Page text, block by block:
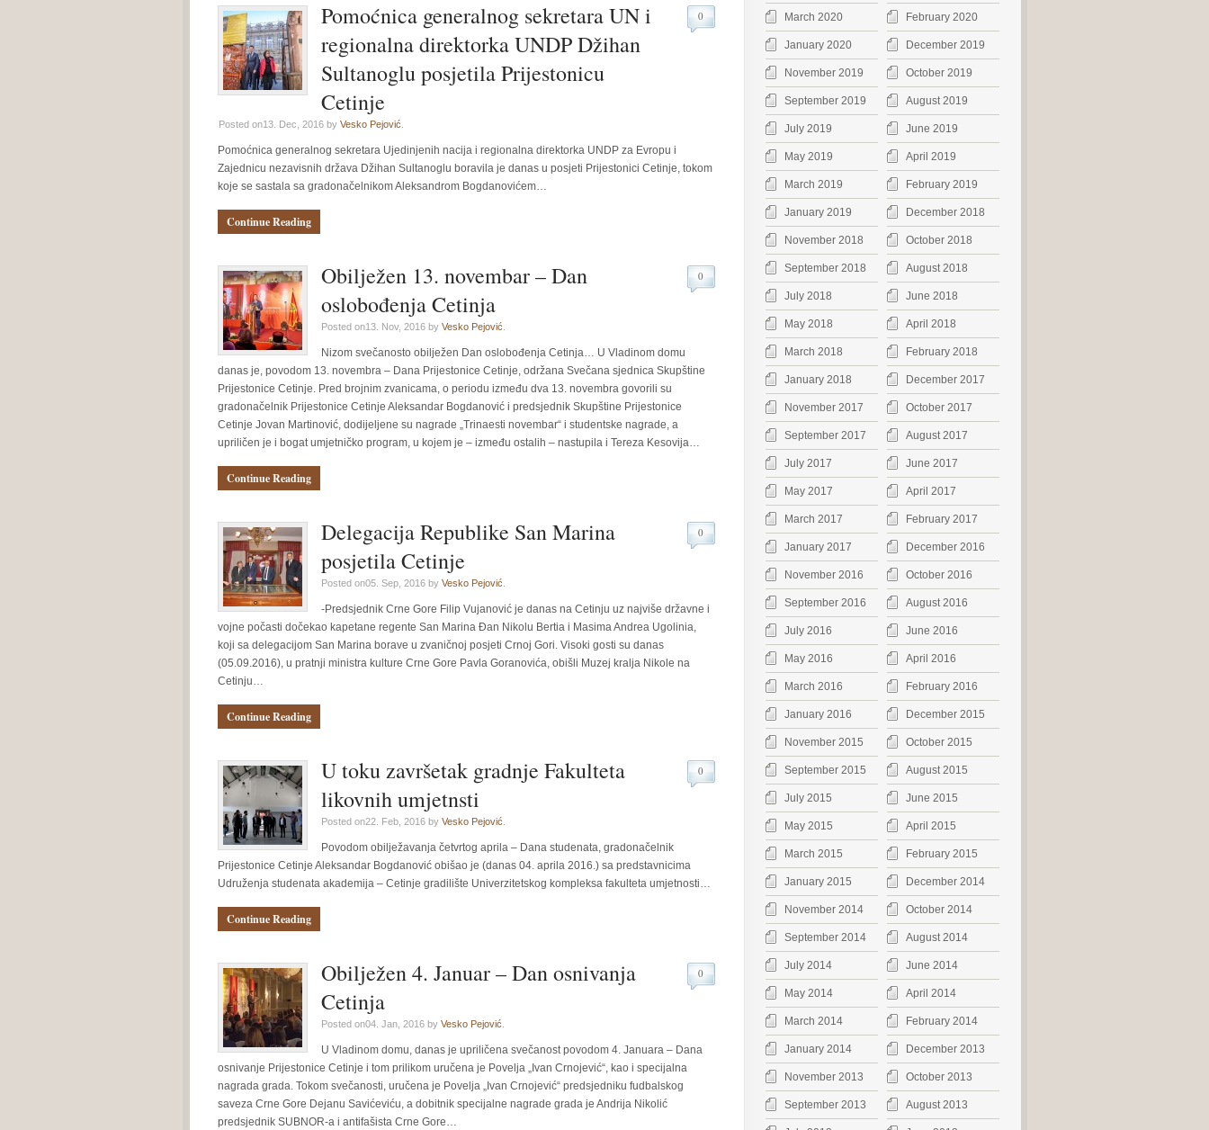
Pomoćnica generalnog sekretara UN i
regionalna direktorka UNDP Džihan
Sultanoglu posjetila Prijestonicu
Cetinje
Posted on13. Dec, 2016 by Vesko Pejović
0
Pomoćnica generalnog sekretara Ujedinjenih nacija i regionalna direktorka UNDP za Evropu i
Zajednicu nezavisnih država Džihan Sultanoglu boravila je danas u posjeti Prijestonici Cetinje, tokom
koje se sastala sa gradonačelnikom Aleksandrom Bogdanovićem…
Continue Reading
Obilježen 13. novembar – Dan
oslobođenja Cetinja
Posted on13. Nov, 2016 by Vesko Pejović
0
Nizom svečanosto obilježen Dan oslobođenja Cetinja… U Vladinom domu
danas je, povodom 13. novembra – Dana Prijestonice Cetinje, održana Svečana sjednica Skupštine
Prijestonice Cetinje. Pred brojnim zvanicama, o periodu između dva 13. novembra govorili su
gradonačelnik Prijestonice Cetinje Aleksandar Bogdanović i predsjednik Skupštine Prijestonice
Cetinje Jovan Martinović, dodijeljene su nagrade „Trinaesti novembar“ i studentske nagrade, a
upriličen je i bogat umjetničko program, u kojem je – između ostalih – nastupila i Tereza Kesovija…
Continue Reading
Delegacija Republike San Marina
posjetila Cetinje
Posted on05. Sep, 2016 by Vesko Pejović
0
-Predsjednik Crne Gore Filip Vujanović je danas na Cetinju uz najviše državne i
vojne počasti dočekao kapetane regente San Marina Đan Nikolu Bertia i Masima Andrea Ugolinia,
koji sa delegacijom San Marina borave u zvaničnoj posjeti Crnoj Gori. Visoki gosti su danas
(05.09.2016), u pratnji ministra kulture Crne Gore Pavla Goranovića, obišli Muzej kralja Nikole na
Cetinju…
Continue Reading
U toku završetak gradnje Fakulteta
likovnih umjetnsti
Posted on22. Feb, 2016 by Vesko Pejović
0
Povodom obilježavanja četvrtog aprila – Dana studenata, gradonačelnik
Prijestonice Cetinje Aleksandar Bogdanović obišao je (danas 04. aprila 2016.) sa predstavnicima
Udruženja studenata akademija – Cetinje gradilište Univerzitetskog kompleksa fakulteta umjetnosti…
Continue Reading
Obilježen 4. Januar – Dan osnivanja
Cetinja
Posted on04. Jan, 2016 by Vesko Pejović
0
U Vladinom domu, danas je upriličena svečanost povodom 4. Januara – Dana
osnivanje Prijestonice Cetinje i tom prilikom uručena je Povelja „Ivan Crnojević“, kao i specijalna
nagrada grada. Tokom svečanosti, uručena je Povelja „Ivan Crnojević“ predsjedniku fudbalskog
saveza Crne Gore Dejanu Savićeviću, a dobitnik specijalne nagrade grada je Andrija Nikolić
predsjednik SUBNOR-a i antifašista Crne Gore…
March 2020 February 2020
January 2020 December 2019
November 2019 October 2019
September 2019 August 2019
July 2019 June 2019
May 2019 April 2019
March 2019 February 2019
January 2019 December 2018
November 2018 October 2018
September 2018 August 2018
July 2018 June 2018
May 2018 April 2018
March 2018 February 2018
January 2018 December 2017
November 2017 October 2017
September 2017 August 2017
July 2017 June 2017
May 2017 April 2017
March 2017 February 2017
January 2017 December 2016
November 2016 October 2016
September 2016 August 2016
July 2016 June 2016
May 2016 April 2016
March 2016 February 2016
January 2016 December 2015
November 2015 October 2015
September 2015 August 2015
July 2015 June 2015
May 2015 April 2015
March 2015 February 2015
January 2015 December 2014
November 2014 October 2014
September 2014 August 2014
July 2014 June 2014
May 2014 April 2014
March 2014 February 2014
January 2014 December 2013
November 2013 October 2013
September 2013 August 2013